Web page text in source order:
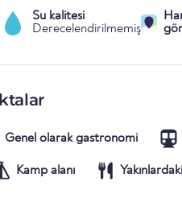
Su kalitesi
Derecelendirilmemiş
Genel olarak gastronomi
Kamp alanı